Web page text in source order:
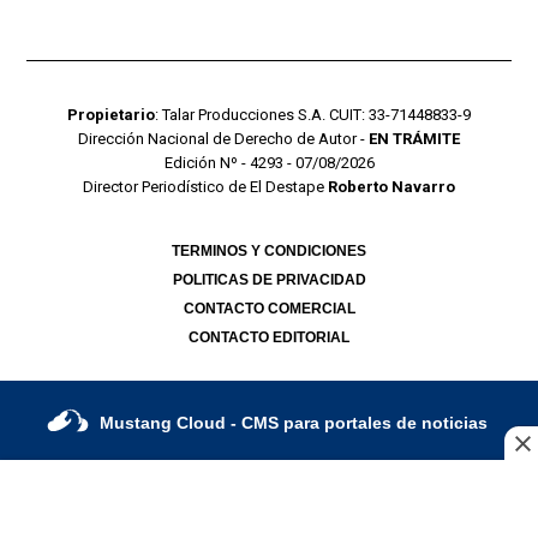
Propietario: Talar Producciones S.A. CUIT: 33-71448833-9
Dirección Nacional de Derecho de Autor - EN TRÁMITE
Edición Nº - 4293 - 07/08/2026
Director Periodístico de El Destape Roberto Navarro
TERMINOS Y CONDICIONES
POLITICAS DE PRIVACIDAD
CONTACTO COMERCIAL
CONTACTO EDITORIAL
Mustang Cloud - CMS para portales de noticias